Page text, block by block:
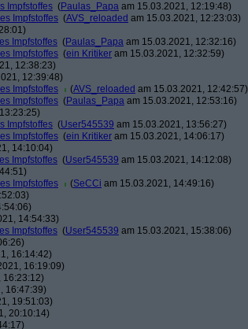
Impfstoffes (Paulas_Papa am 15.03.2021, 12:19:48)
Impfstoffes (AVS_reloaded am 15.03.2021, 12:23:03)
Impfstoffes (Paulas_Papa am 15.03.2021, 12:32:16)
Impfstoffes (ein Kritiker am 15.03.2021, 12:32:59)
12:38:23)
12:39:48)
Impfstoffes
(AVS_reloaded am 15.03.2021, 12:42:57)
Impfstoffes (Paulas_Papa am 15.03.2021, 12:53:16)
Impfstoffes (User545539 am 15.03.2021, 13:56:27)
Impfstoffes (ein Kritiker am 15.03.2021, 14:06:17)
14:10:04)
Impfstoffes (User545539 am 15.03.2021, 14:12:08)
Impfstoffes
(SeCCi am 15.03.2021, 14:49:16)
14:54:33)
Impfstoffes (User545539 am 15.03.2021, 15:38:06)
16:14:42)
16:19:09)
16:23:12)
16:47:39)
19:51:03)
20:10:14)